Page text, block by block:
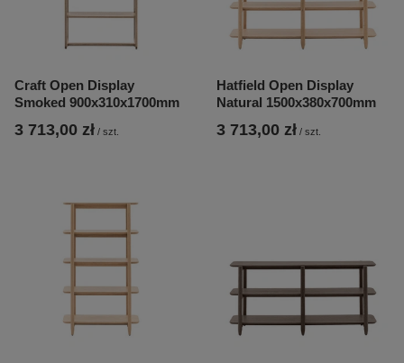
Craft Open Display
Smoked 900x310x1700mm
3 713,00 zł / szt.
Hatfield Open Display
Natural 1500x380x700mm
3 713,00 zł / szt.